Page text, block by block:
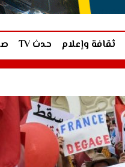
ثقافة وإعلام حدث TV